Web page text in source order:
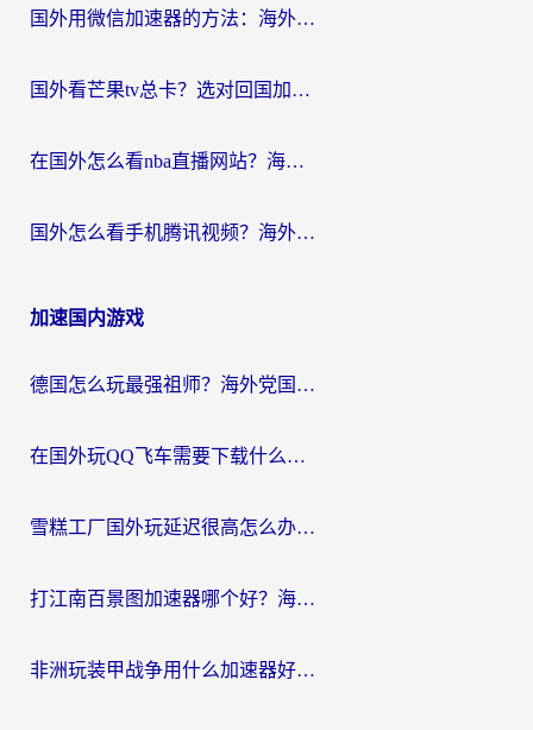
国外用微信加速器的方法：海外党无缝连接国内生活的实用指南
国外看芒果tv总卡？选对回国加速器，轻松追《浪姐》不费劲
在国外怎么看nba直播网站？海外党专属体育观赛指南，告别地区限制！
国外怎么看手机腾讯视频？海外党亲测有效的追剧加速器选择指南
加速国内游戏
德国怎么玩最强祖师？海外党国服游戏加速器选择全攻略（附宝可梦Online实测）
在国外玩QQ飞车需要下载什么加速器呢？海外党亲测有效的国服游戏加速指南
雪糕工厂国外玩延迟很高怎么办？海外玩家国服游戏加速终极攻略（附实测推荐）
打江南百景图加速器哪个好？海外党踩坑N次后，终于找到不卡的秘诀
非洲玩装甲战争用什么加速器好？海外党亲测有效的国服游戏加速方案